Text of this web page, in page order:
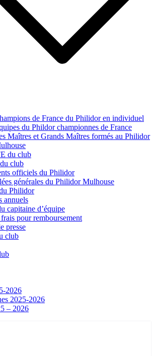
de France du Philidor en individuel
du Phildor championnes de France
Maîtres et Grands Maîtres formés au Philidor
du club
club
officiels du Philidor
générales du Philidor Mulhouse
Philidor
annuels
capitaine d’équipe
pour remboursement
presse
club
2026
2025-2026
– 2026